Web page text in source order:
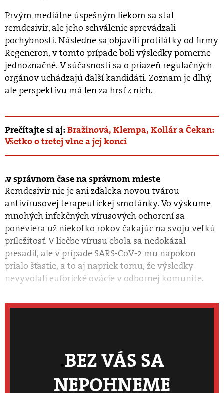
Prvým mediálne úspešným liekom sa stal
remdesivir, ale jeho schválenie sprevádzali
pochybnosti. Následne sa objavili protilátky od firmy
Regeneron, v tomto prípade boli výsledky pomerne
jednoznačné. V súčasnosti sa o priazeň regulačných
orgánov uchádzajú ďalší kandidáti. Zoznam je dlhý,
ale perspektívu má len za hrsť z nich.
Prečítajte si aj:Bražinová, Klempa, Kollár a Čekan:
Všetko o tretej vlne a jej konci
v správnom čase na správnom mieste
Remdesivir nie je ani zďaleka novou tvárou
antivírusovej terapeutickej smotánky. Vo výskume
mnohých infekčných vírusových ochorení sa
poneviera už niekoľko rokov čakajúc na svoju veľkú
príležitosť. V liečbe vírusu ebola sa nedokázal
presadiť, ale v prípade SARS-CoV-2 mu napokon
prialo šťastie, a to aj napriek tomu, že výsledky
nevyvolali euforické ovácie v odbornej komunite.
BEZ VÁS SA
NEPOHNEME